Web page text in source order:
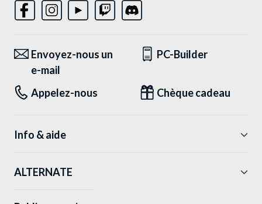
Envoyez-nous un
e-mail
PC-Builder
Appelez-nous Chèque cadeau
Info & aide
ALTERNATE